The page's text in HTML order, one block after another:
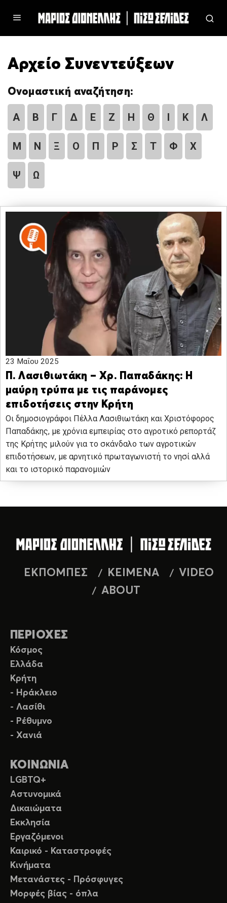
Αρχείο Συνεντεύξεων
Ονομαστική αναζήτηση:
Α Β Γ Δ Ε Ζ Η Θ Ι Κ Λ
Μ Ν Ξ Ο Π Ρ Σ Τ Φ Χ
Ψ Ω
23 Μαΐου 2025
Π. Λασιθιωτάκη – Χρ. Παπαδάκης: Η
μαύρη τρύπα με τις παράνομες
επιδοτήσεις στην Κρήτη
Οι δημοσιογράφοι Πέλλα Λασιθιωτάκη και Χριστόφορος
Παπαδάκης, με χρόνια εμπειρίας στο αγροτικό ρεπορτάζ
της Κρήτης μιλούν για το σκάνδαλο των αγροτικών
επιδοτήσεων, με αρνητικό πρωταγωνιστή το νησί αλλά
και το ιστορικό παρανομιών
ΕΚΠΟΜΠΕΣ ΚΕΙΜΕΝΑ
VIDEO
ABOUT
ΠΕΡΙΟΧΕΣ
Κόσμος
Ελλάδα
Κρήτη
- Ηράκλειο
- Λασίθι
- Ρέθυμνο
- Χανιά
ΚΟΙΝΩΝΙΑ
LGBTQ+
Αστυνομικά
Δικαιώματα
Εκκλησία
Εργαζόμενοι
Καιρικό - Καταστροφές
Κινήματα
Μετανάστες - Πρόσφυγες
Μορφές βίας - όπλα